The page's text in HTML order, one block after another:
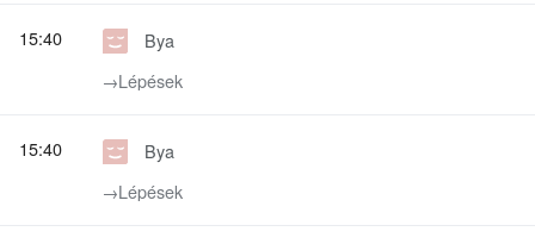
Bya
→‎Lépések
15:40
Bya
→‎Lépések
15:40